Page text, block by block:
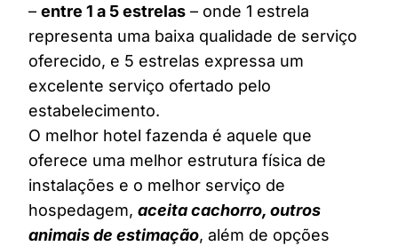
– entre 1 a 5 estrelas – onde 1 estrela
representa uma baixa qualidade de serviço
oferecido, e 5 estrelas expressa um
excelente serviço ofertado pelo
estabelecimento.
O melhor hotel fazenda é aquele que
oferece uma melhor estrutura física de
instalações e o melhor serviço de
hospedagem, aceita cachorro, outros
animais de estimação, além de opções